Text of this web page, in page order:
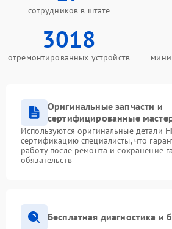
сотрудников в штате
3018
отремонтированных устройств
Оригинальные запчасти и
сертифицированные
Используются оригинальные детали
сертификацию специалисты, что
работу после ремонта и сохранение
обязательств
Бесплатная диагностика и